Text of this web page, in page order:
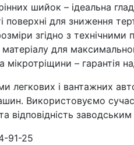
шийок – ідеальна
поверхні для зниження
згідно з
для
мікротріщини – гарантія
легкових і вантажних
Використовуємо
відповідність
91-25